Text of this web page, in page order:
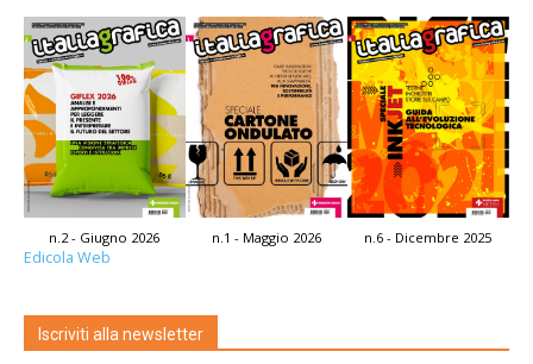
n.2 - Giugno 2026 n.1 - Maggio 2026 n.6 - Dicembre 2025
Edicola Web
Iscriviti alla newsletter